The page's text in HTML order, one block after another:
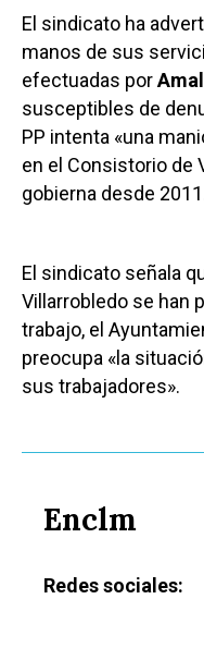
El sindicato ha
manos de sus
efectuadas por
susceptibles de
PP intenta «una
en el Consistorio de
gobierna desde
El sindicato señala
Villarrobledo se han
trabajo, el
preocupa «la
sus trabajadores».
Enclm
Redes sociales: